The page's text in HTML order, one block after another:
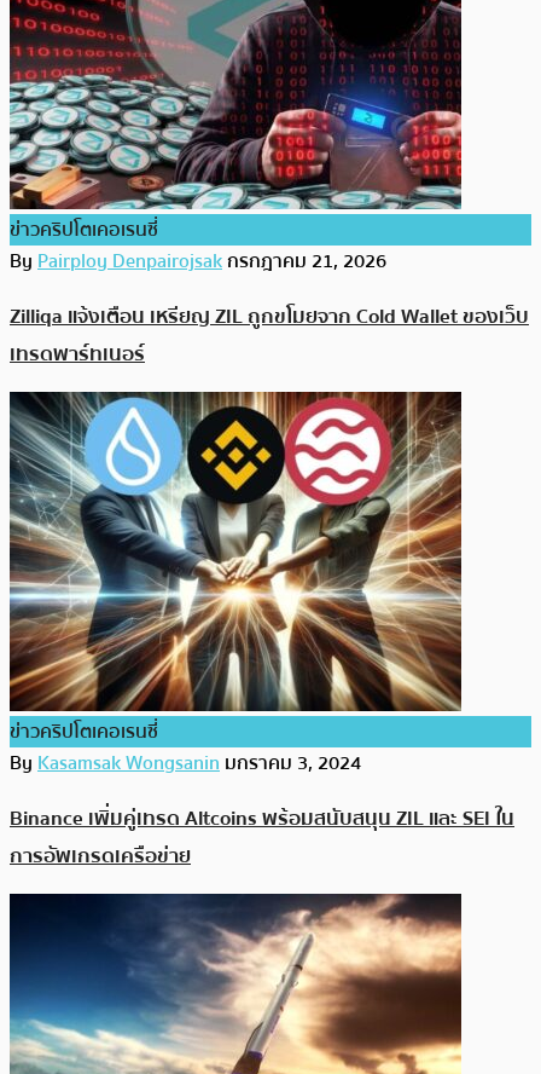
ข่าวคริปโตเคอเรนซี่
ByPairploy Denpairojsakกรกฎาคม 21, 2026
Zilliqa แจ้งเตือน เหรียญ ZIL ถูกขโมยจาก Cold Wallet ของเว็บ
เทรดพาร์ทเนอร์
ข่าวคริปโตเคอเรนซี่
ByKasamsak Wongsaninมกราคม 3, 2024
Binance เพิ่มคู่เทรด Altcoins พร้อมสนับสนุน ZIL และ SEI ใน
การอัพเกรดเครือข่าย